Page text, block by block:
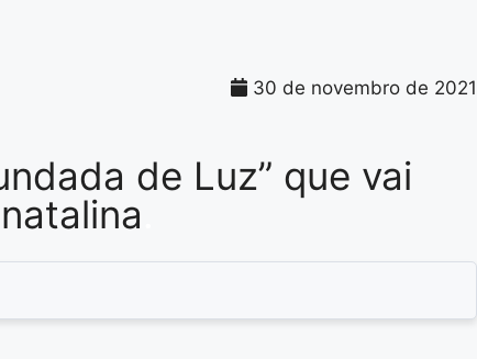
30 de novembro de 2021
de Luz” que vai